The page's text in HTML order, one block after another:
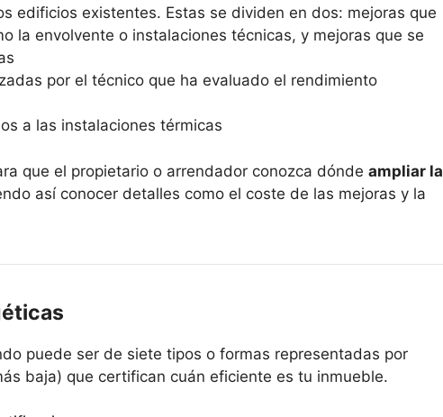
edificios existentes. Estas se dividen en dos: mejoras que
la envolvente o instalaciones técnicas, y mejoras que se
por el técnico que ha evaluado el rendimiento
a las instalaciones térmicas
que el propietario o arrendador conozca dónde ampliar la
así conocer detalles como el coste de las mejoras y la
puede ser de siete tipos o formas representadas por
baja) que certifican cuán eficiente es tu inmueble.